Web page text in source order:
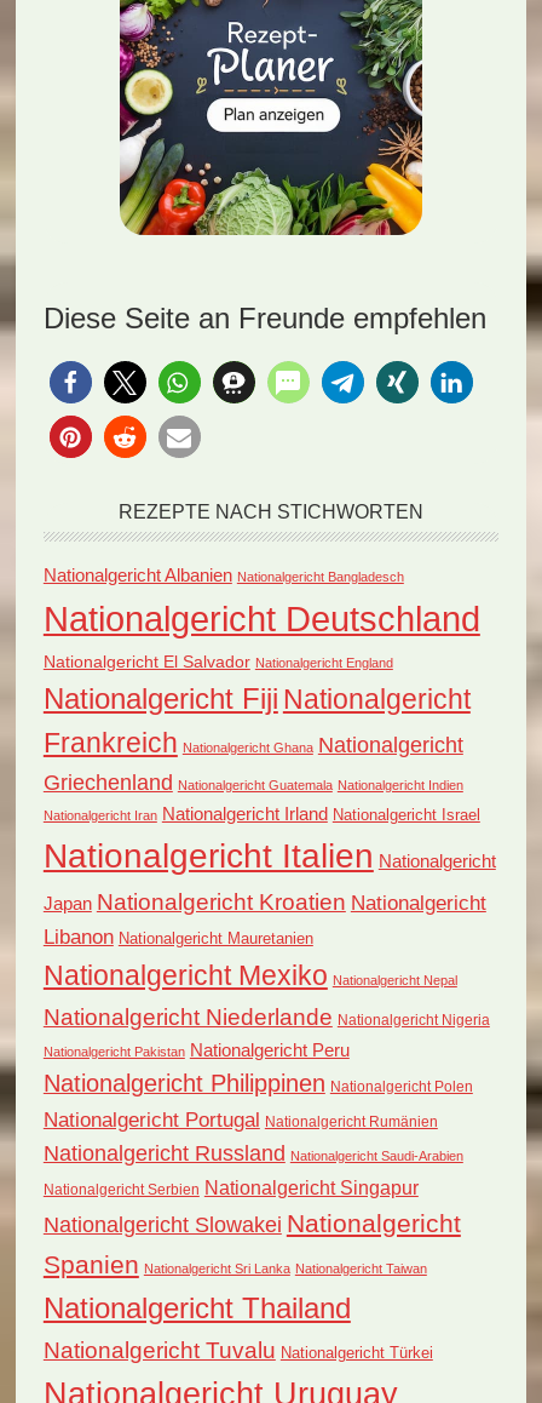
Diese Seite an Freunde empfehlen
REZEPTE NACH STICHWORTEN
Nationalgericht Albanien Nationalgericht Bangladesch
Nationalgericht Deutschland
Nationalgericht El Salvador Nationalgericht England
Nationalgericht Fiji Nationalgericht
Frankreich Nationalgericht Ghana Nationalgericht
Griechenland Nationalgericht Guatemala Nationalgericht Indien
Nationalgericht Iran Nationalgericht Irland Nationalgericht Israel
Nationalgericht Italien Nationalgericht
Japan Nationalgericht Kroatien Nationalgericht
Libanon Nationalgericht Mauretanien
Nationalgericht Mexiko Nationalgericht Nepal
Nationalgericht Niederlande Nationalgericht Nigeria
Nationalgericht Pakistan Nationalgericht Peru
Nationalgericht Philippinen Nationalgericht Polen
Nationalgericht Portugal Nationalgericht Rumänien
Nationalgericht Russland Nationalgericht Saudi-Arabien
Nationalgericht Serbien Nationalgericht Singapur
Nationalgericht Slowakei Nationalgericht
Spanien Nationalgericht Sri Lanka Nationalgericht Taiwan
Nationalgericht Thailand
Nationalgericht Tuvalu Nationalgericht Türkei
Nationalgericht Uruguay